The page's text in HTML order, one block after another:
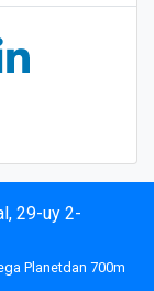
29-uy 2-
Planetdan 700m